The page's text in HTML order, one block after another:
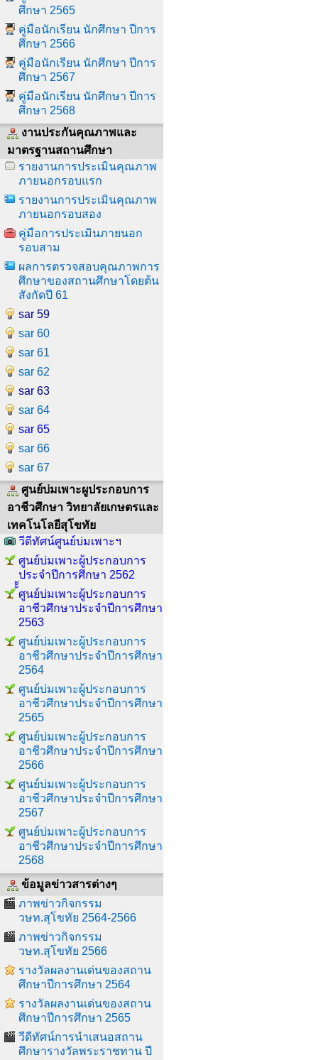
ศึกษา 2565
คู่มือนักเรียน นักศึกษา ปีการ
ศึกษา 2566
คู่มือนักเรียน นักศึกษา ปีการ
ศึกษา 2567
คู่มือนักเรียน นักศึกษา ปีการ
ศึกษา 2568
งานประกันคุณภาพและ
มาตรฐานสถานศึกษา
รายงานการประเมินคุณภาพ
ภายนอกรอบแรก
รายงานการประเมินคุณภาพ
ภายนอกรอบสอง
คู่มือการประเมินภายนอก
รอบสาม
ผลการตรวจสอบคุณภาพการ
ศึกษาของสถานศึกษาโดยต้น
สังกัดปี 61
sar 59
sar 60
sar 61
sar 62
sar 63
sar 64
sar 65
sar 66
sar 67
ศูนย์บ่มเพาะผูประกอบการ
อาชีวศึกษา วิทยาลัยเกษตรและ
เทคโนโลยีสุโขทัย
วีดีทัศน์ศูนย์บ่มเพาะฯ
ศูนย์บ่มเพาะผู้ประกอบการ
ประจำปีการศึกษา 2562
้้้ศูนย์บ่มเพาะผู้ประกอบการ
อาชีวศึกษาประจำปีการศึกษา
2563
ศูนย์บ่มเพาะผู้ประกอบการ
อาชีวศึกษาประจำปีการศึกษา
2564
ศูนย์บ่มเพาะผู้ประกอบการ
อาชีวศึกษาประจำปีการศึกษา
2565
ศูนย์บ่มเพาะผู้ประกอบการ
อาชีวศึกษาประจำปีการศึกษา
2566
ศูนย์บ่มเพาะผู้ประกอบการ
อาชีวศึกษาประจำปีการศึกษา
2567
ศูนย์บ่มเพาะผู้ประกอบการ
อาชีวศึกษาประจำปีการศึกษา
2568
ข้อมูลข่าวสารต่างๆ
ภาพข่าวกิจกรรม
วษท.สุโขทัย 2564-2566
ภาพข่าวกิจกรรม
วษท.สุโขทัย 2566
รางวัลผลงานเด่นของสถาน
ศึกษาปีการศึกษา 2564
รางวัลผลงานเด่นของสถาน
ศึกษาปีการศึกษา 2565
วีดีทัศน์การนำเสนอสถาน
ศึกษารางวัลพระราชทาน ปี